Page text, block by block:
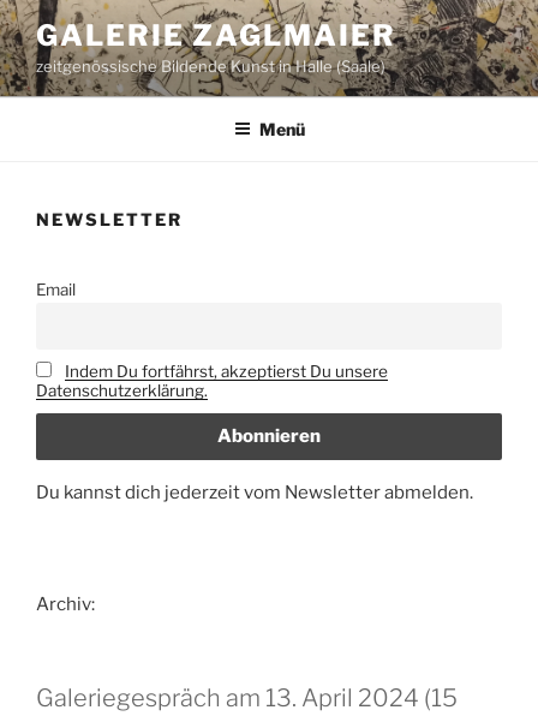
Zum
Inhalt
springen
GALERIE ZAGLMAIER
zeitgenössische Bildende Kunst in Halle (Saale)
Menü
NEWSLETTER
Email
Indem Du fortfährst, akzeptierst Du unsere
Datenschutzerklärung.
Du kannst dich jederzeit vom Newsletter abmelden.
Archiv:
Galeriegespräch am 13. April 2024 (15